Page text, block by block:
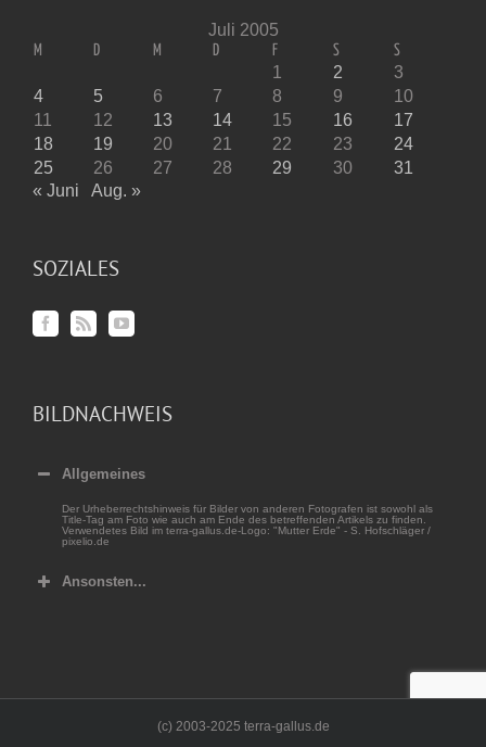
Juli 2005
M D M D F S S
1 2
3
4
5 6 7 8 9
10
11
12 13 14 15 16
17
18
19 20 21 22 23
24
25
26 27 28 29 30
31
« Juni
Aug. »
SOZIALES
BILDNACHWEIS
Allgemeines
Der Urheberrechtshinweis für Bilder von anderen Fotografen ist sowohl als
Title-Tag am Foto wie auch am Ende des betreffenden Artikels zu finden.
Verwendetes Bild im terra-gallus.de-Logo: "Mutter Erde" - S. Hofschläger /
pixelio.de
Ansonsten...
(c) 2003-2025 terra-gallus.de